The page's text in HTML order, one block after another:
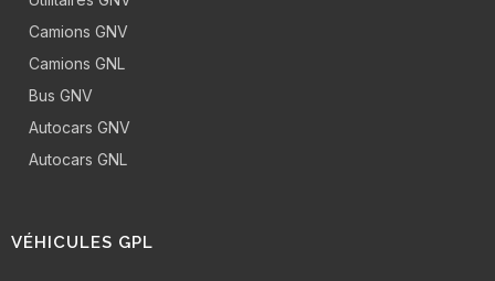
Camions GNV
Camions GNL
Bus GNV
Autocars GNV
Autocars GNL
VÉHICULES GPL